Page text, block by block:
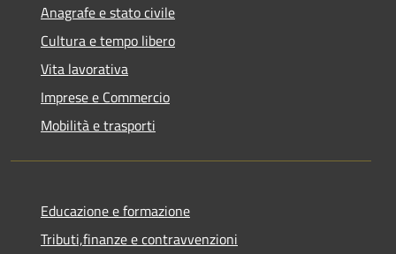
Anagrafe e stato civile
Cultura e tempo libero
Vita lavorativa
Imprese e Commercio
Mobilità e trasporti
Educazione e formazione
Tributi,finanze e contravvenzioni